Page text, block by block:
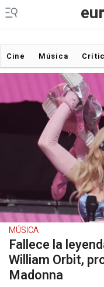
Cine
Música
MÚSICA
Fallece la
William Orbit,
Madonna